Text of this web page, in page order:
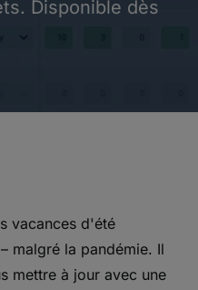
Disponible dès
vacances d'été
malgré la pandémie. Il
mettre à jour avec une